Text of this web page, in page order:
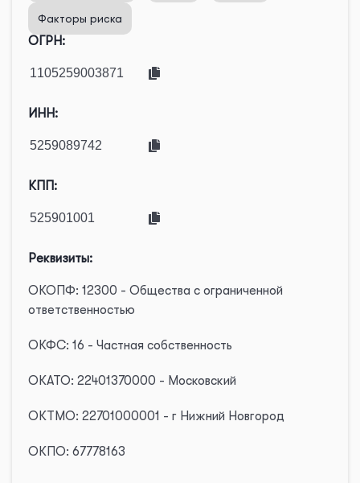
Факторы риска
ОГРН:
ИНН:
КПП:
Реквизиты:
ОКОПФ: 12300 - Общества с ограниченной
ответственностью
ОКФС: 16 - Частная собственность
ОКАТО: 22401370000 - Московский
ОКТМО: 22701000001 - г Нижний Новгород
ОКПО: 67778163